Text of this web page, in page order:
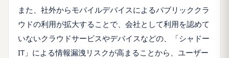
また、社外からモバイルデバイスによるパブリッククラ
ウドの利用が拡大することで、会社として利用を認めて
いないクラウドサービスやデバイスなどの、「シャドー
IT」による情報漏洩リスクが高まることから、ユーザー